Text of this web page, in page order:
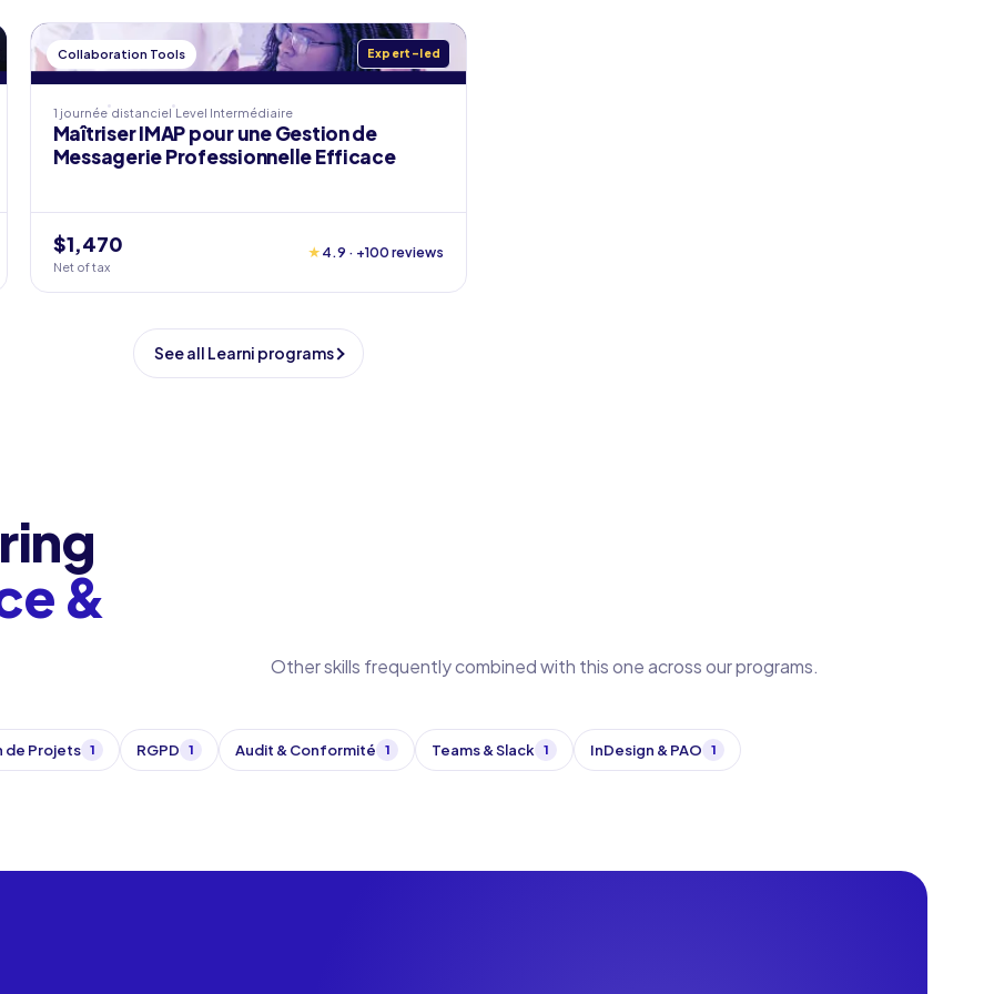
Collaboration Tools Expert-led
1 journée distanciel Level Intermédiaire
Maîtriser IMAP pour une Gestion de
Messagerie Professionnelle Efficace
$1,470
Net of tax
★ 4.9 · +100 reviews
See all Learni programs
&
Other skills frequently combined with this one across our programs.
de Projets 1 RGPD 1 Audit & Conformité 1 Teams & Slack 1 InDesign & PAO 1